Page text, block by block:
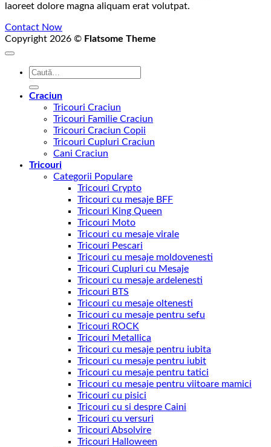
laoreet dolore magna aliquam erat volutpat.
Contact Now
Copyright 2026 © Flatsome Theme
Caută
după:
Craciun
Tricouri Craciun
Tricouri Familie Craciun
Tricouri Craciun Copii
Tricouri Cupluri Craciun
Cani Craciun
Tricouri
Categorii Populare
Tricouri Crypto
Tricouri cu mesaje BFF
Tricouri King Queen
Tricouri Moto
Tricouri cu mesaje virale
Tricouri Pescari
Tricouri cu mesaje moldovenesti
Tricouri Cupluri cu Mesaje
Tricouri cu mesaje ardelenesti
Tricouri BTS
Tricouri cu mesaje oltenesti
Tricouri cu mesaje pentru sefu
Tricouri ROCK
Tricouri Metallica
Tricouri cu mesaje pentru iubita
Tricouri cu mesaje pentru iubit
Tricouri cu mesaje pentru tatici
Tricouri cu mesaje pentru viitoare mamici
Tricouri cu pisici
Tricouri cu si despre Caini
Tricouri cu versuri
Tricouri Absolvire
Tricouri Halloween